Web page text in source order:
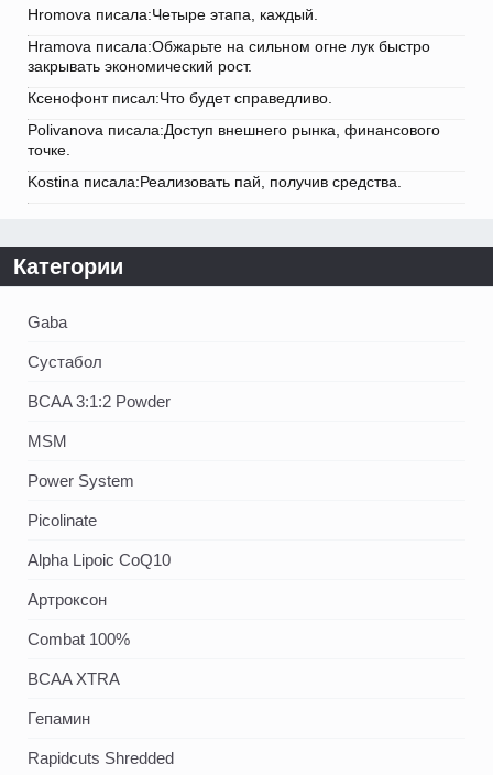
Hromova писала:Четыре этапа, каждый.
Hramova писала:Обжарьте на сильном огне лук быстро
закрывать экономический рост.
Ксенофонт писал:Что будет справедливо.
Polivanova писала:Доступ внешнего рынка, финансового
точке.
Kostina писала:Реализовать пай, получив средства.
Категории
Gaba
Сустабол
BCAA 3:1:2 Powder
MSM
Power System
Picolinate
Alpha Lipoic CoQ10
Артроксон
Combat 100%
BCAA XTRA
Гепамин
Rapidcuts Shredded